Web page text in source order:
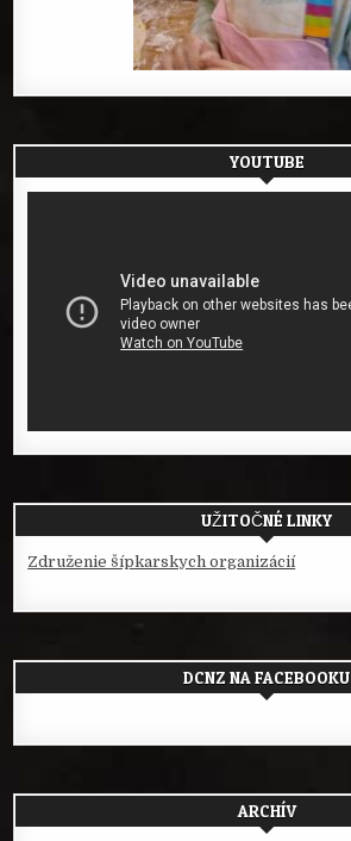
YOUTUBE
UŽITOČNÉ LINKY
Združenie šípkarskych organizácií
DCNZ NA FACEBOOKU
ARCHÍV